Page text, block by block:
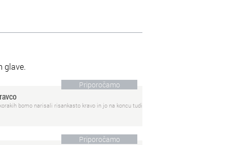
glave.
Priporočamo
bomo narisali risankasto kravo in jo na koncu tudi
Priporočamo